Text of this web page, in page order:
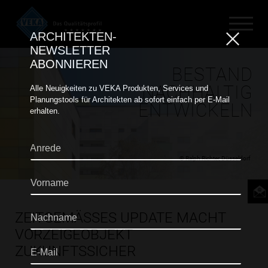
ÜBER VEKA
MAGAZIN
REFERENZEN
© Ralph Richter, Düsseldorf
BESTAND
NACHHALTIG
ENTWICKELN
ZEITGEMÄSSES UPDATE MACHT
VORZEIGEOBJEKT
ZUKUNFTSSICHER
ARCHITEKTEN-
NEWSLETTER
ABONNIEREN
Alle Neuigkeiten zu VEKA Produkten, Services und
Planungstools für Architekten ab sofort einfach per E-Mail
erhalten.
A
n
e
V
o
n
a
m
e
N
a
c
h
E
-